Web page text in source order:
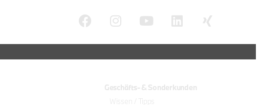
Geschäfts- & Sonderkunden
Wissen / Tipps